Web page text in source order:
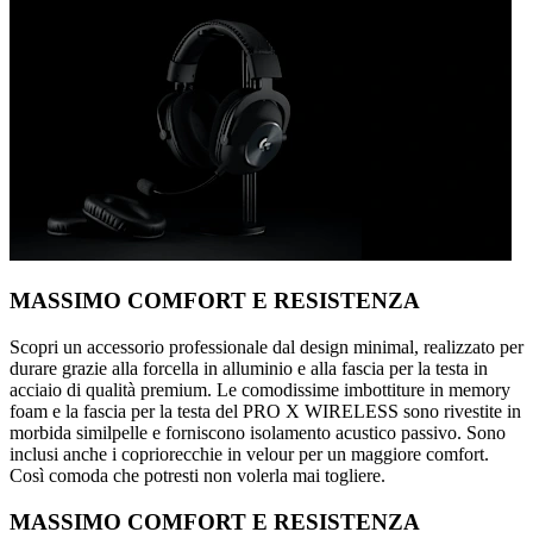
MASSIMO COMFORT E RESISTENZA
Scopri un accessorio professionale dal design minimal, realizzato per
durare grazie alla forcella in alluminio e alla fascia per la testa in
acciaio di qualità premium. Le comodissime imbottiture in memory
foam e la fascia per la testa del PRO X WIRELESS sono rivestite in
morbida similpelle e forniscono isolamento acustico passivo. Sono
inclusi anche i copriorecchie in velour per un maggiore comfort.
Così comoda che potresti non volerla mai togliere.
MASSIMO COMFORT E RESISTENZA